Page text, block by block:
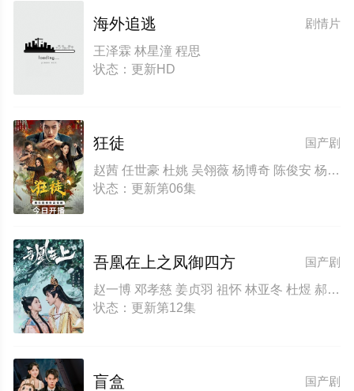
剧情片
海外追逃
王泽霖 林星潼 程思
状态：更新HD
国产剧
狂徒
赵茜 任世豪 杜姚 吴翎薇 杨博奇 陈俊安 杨润杰 魏俊霆 薛冰
状态：更新第06集
国产剧
吾凰在上之凤御四方
赵一博 邓孝慈 姜贞羽 祖怀 林亚冬 杜煜 郝熠然 郑千亦 侯明炫
状态：更新第12集
国产剧
盲盒